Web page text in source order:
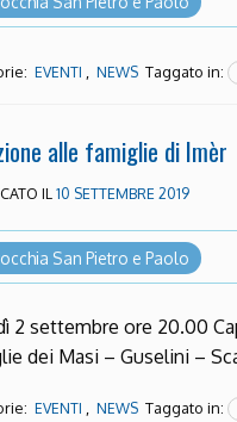
EVENTI , NEWS Taggato in:
alle famiglie di Imèr
IL10 SETTEMBRE 2019
San Pietro e Paolo
2 settembre ore 20.00
dei Masi – Guselini –
EVENTI , NEWS Taggato in: